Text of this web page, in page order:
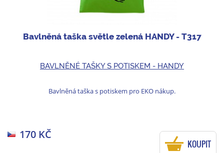
Bavlněná taška světle zelená HANDY - T317
BAVLNĚNÉ TAŠKY S POTISKEM - HANDY
Bavlněná taška s potiskem pro EKO nákup.
170 KČ
KOUPIT